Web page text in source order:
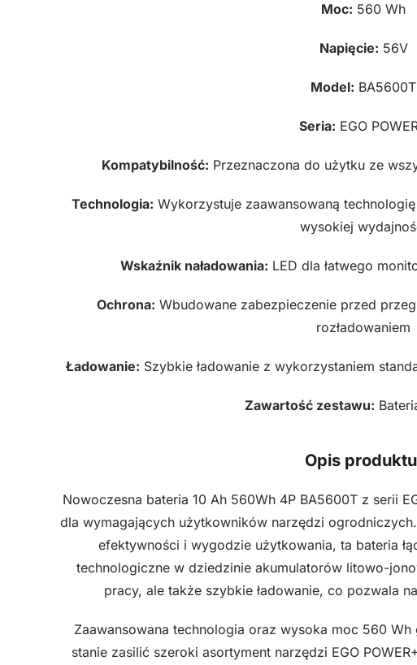
Moc: 560 Wh
Napięcie: 56V
Model: BA5600T
Seria: EGO
Kompatybilność: Przeznaczona do użytku ze
Technologia: Wykorzystuje zaawansowaną
wysokiej
Wskaźnik naładowania: LED dla łatwego
Ochrona: Wbudowane zabezpieczenie przed
rozładowaniem
Ładowanie: Szybkie ładowanie z wykorzystaniem
Zawartość zestawu:
Opis
Nowoczesna bateria 10 Ah 560Wh 4P BA5600T z serii
dla wymagających użytkowników narzędzi
efektywności i wygodzie użytkowania, ta bateria
technologiczne w dziedzinie akumulatorów litowo-
pracy, ale także szybkie ładowanie, co pozwala
Zaawansowana technologia oraz wysoka moc 560
stanie zasilić szeroki asortyment narzędzi EGO